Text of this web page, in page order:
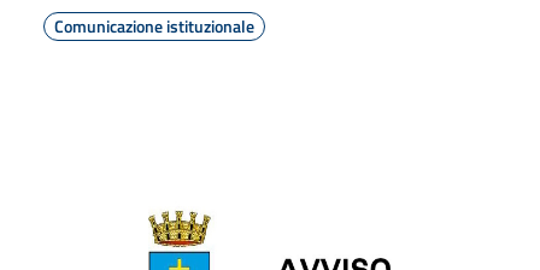
Comunicazione istituzionale